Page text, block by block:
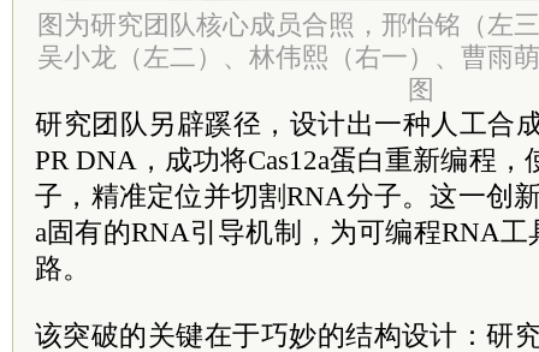
图为研究团队核心成员合照，邢怡铭（左
吴小龙（左二）、林伟熙（右一）、曹雨
图
研究团队另辟蹊径，设计出一种人工
PR DNA，成功将Cas12a蛋白重新编程
子，精准定位并切割RNA分子。这一创
a固有的RNA引导机制，为可编程RNA
路。
该突破的关键在于巧妙的结构设计：研